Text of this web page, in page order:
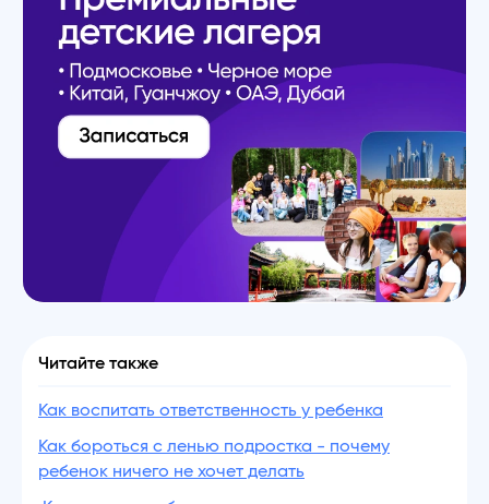
Читайте также
Как воспитать ответственность у ребенка
Как бороться с ленью подростка - почему
ребенок ничего не хочет делать